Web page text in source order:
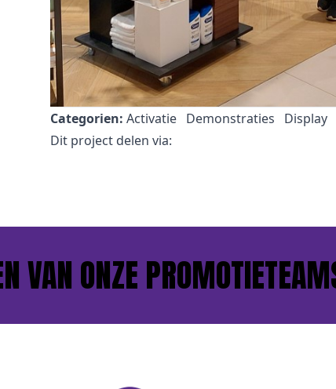
Categorien: Activatie Demonstraties Display
Dit project delen via:
ONZE PROMOTIETEAMS?